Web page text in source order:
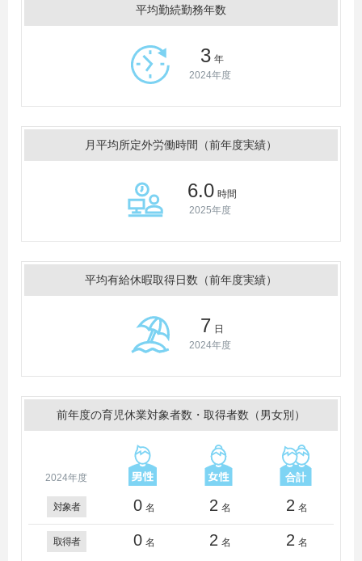
平均勤続勤務年数
3 年
2024年度
月平均所定外労働時間（前年度実績）
6.0 時間
2025年度
平均有給休暇取得日数（前年度実績）
7 日
2024年度
前年度の育児休業対象者数・取得者数（男女別）
2024年度
対象者 0 名 2 名 2 名
取得者 0 名 2 名 2 名